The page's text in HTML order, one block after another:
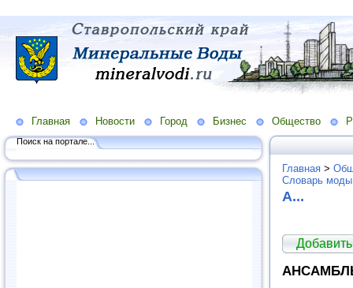
Главная Новости Город Бизнес Общество
Поиск на портале...
Главная >
Словарь
А...